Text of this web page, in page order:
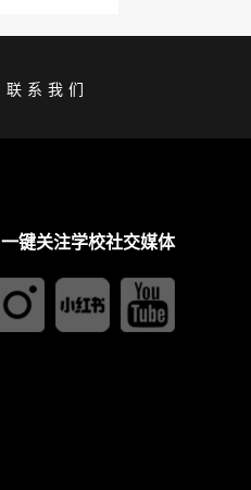
联系我们
一键关注学校社交媒体